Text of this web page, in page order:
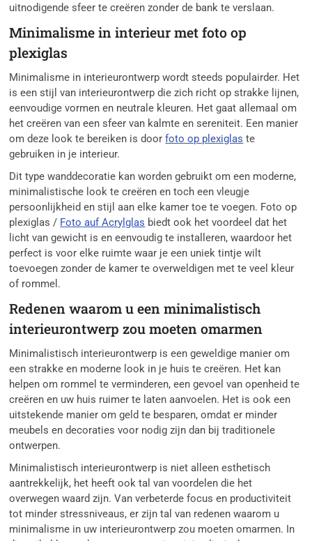
uitnodigende sfeer te creëren zonder de bank te verslaan.
Minimalisme in interieur met foto op
plexiglas
Minimalisme in interieurontwerp wordt steeds populairder. Het
is een stijl van interieurontwerp die zich richt op strakke lijnen,
eenvoudige vormen en neutrale kleuren. Het gaat allemaal om
het creëren van een sfeer van kalmte en sereniteit. Een manier
om deze look te bereiken is doorfoto op plexiglas te
gebruiken in je interieur.
Dit type wanddecoratie kan worden gebruikt om een moderne,
minimalistische look te creëren en toch een vleugje
persoonlijkheid en stijl aan elke kamer toe te voegen. Foto op
plexiglas / Foto auf Acrylglas biedt ook het voordeel dat het
licht van gewicht is en eenvoudig te installeren, waardoor het
perfect is voor elke ruimte waar je een uniek tintje wilt
toevoegen zonder de kamer te overweldigen met te veel kleur
of rommel.
Redenen waarom u een minimalistisch
interieurontwerp zou moeten omarmen
Minimalistisch interieurontwerp is een geweldige manier om
een strakke en moderne look in je huis te creëren. Het kan
helpen om rommel te verminderen, een gevoel van openheid te
creëren en uw huis ruimer te laten aanvoelen. Het is ook een
uitstekende manier om geld te besparen, omdat er minder
meubels en decoraties voor nodig zijn dan bij traditionele
ontwerpen.
Minimalistisch interieurontwerp is niet alleen esthetisch
aantrekkelijk, het heeft ook tal van voordelen die het
overwegen waard zijn. Van verbeterde focus en productiviteit
tot minder stressniveaus, er zijn tal van redenen waarom u
minimalisme in uw interieurontwerp zou moeten omarmen. In